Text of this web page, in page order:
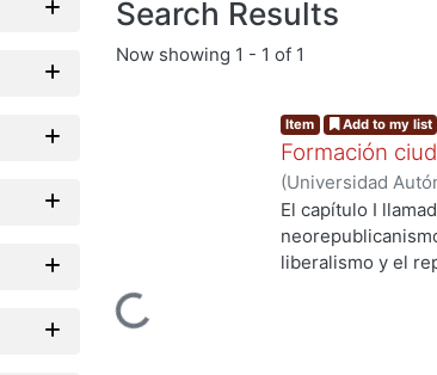
Search Results
Now showing 1 - 1 of 1
Loading...
Item Add to my list
Formación
(Universidad
de Servicios de
El capítulo I
liberalismo y el